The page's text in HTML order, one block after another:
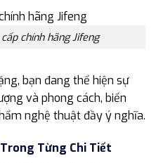
chính hãng Jifeng
bạn đang thể hiện sự
và phong cách, biến
nghệ thuật đầy ý nghĩa.
Từng Chi Tiết